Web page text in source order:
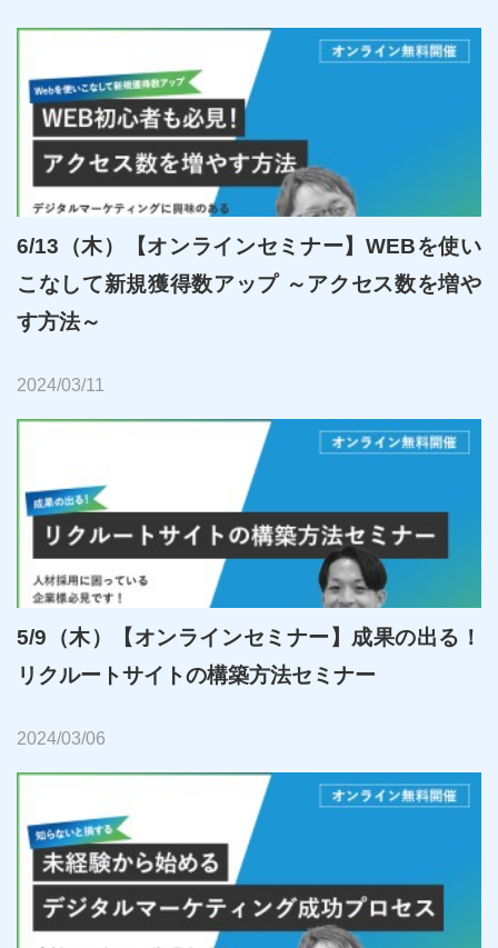
6/13（木）【オンラインセミナー】WEBを使い
こなして新規獲得数アップ ～アクセス数を増や
す方法～
2024/03/11
5/9（木）【オンラインセミナー】成果の出る！
リクルートサイトの構築方法セミナー
2024/03/06